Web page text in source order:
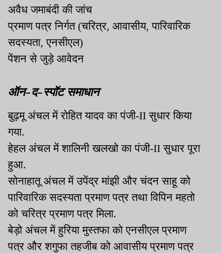
अवैध जमाबंदी की जांच
प्रमाण पत्र निर्गत (चरित्र, आवासीय, पारिवारिक
सदस्यता, एनसीएल)
पेंशन से जुड़े आवेदन
ऑन-द-स्पॉट समाधान
बुढ़मू अंचल में रोहित यादव का पंजी-II सुधार किया
गया.
हेहल अंचल में शालिनी खलखो का पंजी-II सुधार पूरा
हुआ.
सोनाहातू अंचल में उपेंद्र मांझी और चंदन साहू को
पारिवारिक सदस्यता प्रमाण पत्र तथा विपिन महतो
को चरित्र प्रमाण पत्र मिला.
बेड़ो अंचल में हुरिया मुस्तफा को एनसीएल प्रमाण
पत्र और शगुफा तहजीब को आवासीय प्रमाण पत्र